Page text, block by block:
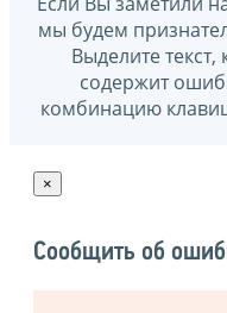
мы будем
Выделите
содержит
комбинацию
×
Сообщить об